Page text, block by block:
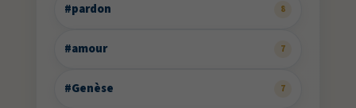
#pardon 8
#amour 7
#Genèse 7